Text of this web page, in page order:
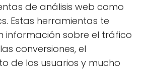
de análisis web como
Estas herramientas te
información sobre el tráfico
conversiones, el
de los usuarios y mucho